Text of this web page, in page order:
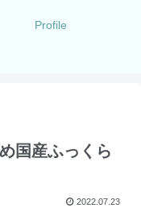
Profile
国産ふっくら
2022.07.23